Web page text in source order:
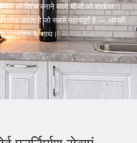
घर को विशेष बनाने वाली चीजों को संरक्षित
करता है जो सबसे महत्वपूर्ण है — आपकी
फिनिशिंग के साथ।